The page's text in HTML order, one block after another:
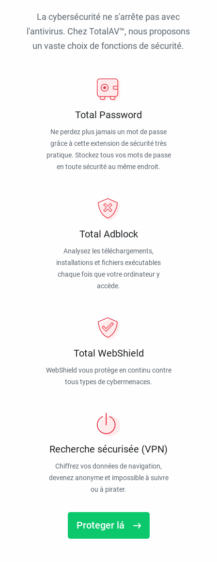
La cybersécurité ne s'arrête pas avec
l'antivirus. Chez TotalAV™, nous proposons
un vaste choix de fonctions de sécurité.
Total Password
Ne perdez plus jamais un mot de passe
grâce à cette extension de sécurité très
pratique. Stockez tous vos mots de passe
en toute sécurité au même endroit.
Total Adblock
Analysez les téléchargements,
installations et fichiers exécutables
chaque fois que votre ordinateur y
accède.
Total WebShield
WebShield vous protège en continu contre
tous types de cybermenaces.
Recherche sécurisée (VPN)
Chiffrez vos données de navigation,
devenez anonyme et impossible à suivre
ou à pirater.
Proteger lá